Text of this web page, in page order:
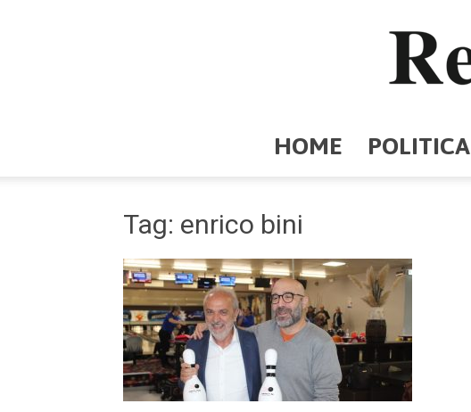
HOME POLITICA
Tag: enrico bini